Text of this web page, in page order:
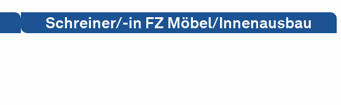
Schreiner/-in FZ Möbel/Innenausbau